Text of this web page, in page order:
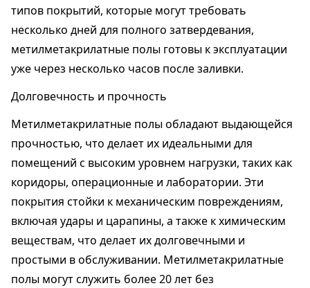
типов покрытий, которые могут требовать
несколько дней для полного затвердевания,
метилметакрилатные полы готовы к эксплуатации
уже через несколько часов после заливки.
Долговечность и прочность
Метилметакрилатные полы обладают выдающейся
прочностью, что делает их идеальными для
помещений с высоким уровнем нагрузки, таких как
коридоры, операционные и лаборатории. Эти
покрытия стойки к механическим повреждениям,
включая удары и царапины, а также к химическим
веществам, что делает их долговечными и
простыми в обслуживании. Метилметакрилатные
полы могут служить более 20 лет без